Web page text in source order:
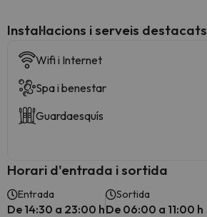
Instal·lacions i serveis destacats
Wifi i Internet
Spa i benestar
Guardaesquís
Horari d'entrada i sortida
Entrada
De 14:30 a 23:00 h
Sortida
De 06:00 a 11:00 h